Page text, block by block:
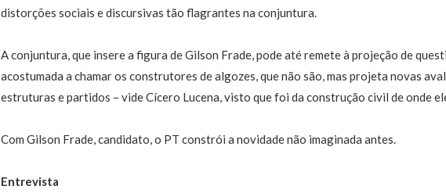
distorções sociais e discursivas tão flagrantes na conjuntura.
A conjuntura, que insere a figura de Gilson Frade, pode até remete à projeção de
acostumada a chamar os construtores de algozes, que não são, mas projeta novas
estruturas e partidos – vide Cícero Lucena, visto que foi da construção civil de onde
Com Gilson Frade, candidato, o PT constrói a novidade não imaginada antes.
Entrevista